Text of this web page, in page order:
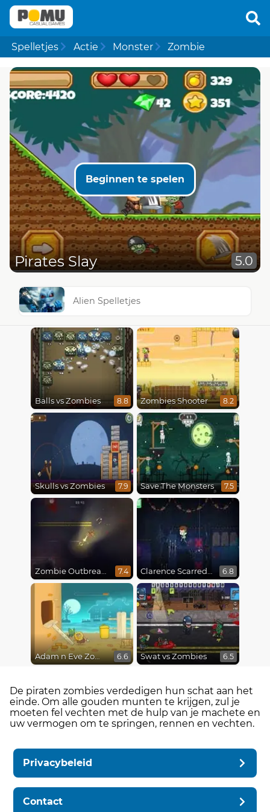
Spelletjes Actie Monster Zombie
Beginnen te spelen
Pirates Slay 5.0
Alien Spelletjes
Balls vs Zombies 8.8 Zombies Shooter 8.2
Skulls vs Zombies 7.9 Save The Monsters 7.5
Zombie Outbreak Arena 7.4 Clarence Scarred Silly 6.8
Adam n Eve Zombies 6.6 Swat vs Zombies 6.5
De piraten zombies verdedigen hun schat aan het
einde. Om alle gouden munten te krijgen, zul je
moeten fel vechten met de hulp van je machete en
uw vermogen om te springen, rennen en vechten.
Privacybeleid
Contact